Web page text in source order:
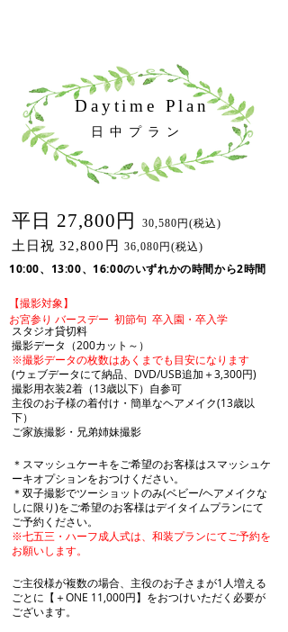
Daytime Plan
日中プラン
平日 27,800円 30,580円(税込)
土日祝 32,800円 36,080円(税込)
10:00、13:00、16:00のいずれかの時間から2時間
スタジオ貸切料
撮影データ（200カット～）
※撮影データの枚数はあくまでも目安になります
(ウェブデータにて納品、DVD/USB追加＋3,300円)
撮影用衣装2着（13歳以下）自参可
主役のお子様の着付け・簡単なヘアメイク(13歳以
下）
ご家族撮影・兄弟姉妹撮影​
＊スマッシュケーキをご希望​のお客様はスマッシュケ
ーキオプションをおつけください。
＊双子撮影でツーショットのみ(ベビー/ヘアメイクな
しに限り)をご希望のお客様はデイタイムプランにて
ご予約ください。
※七五三・ハーフ成人式は、和装プランにてご予約を
お願いします。
ご主役様が複数の場合、主役のお子さまが1人増える
ごとに【＋ONE 11,000円】をおつけいただく必要が
ございます。
​【撮影対象】
お宮参り バースデー 初節句 ​ 卒入園・卒入学